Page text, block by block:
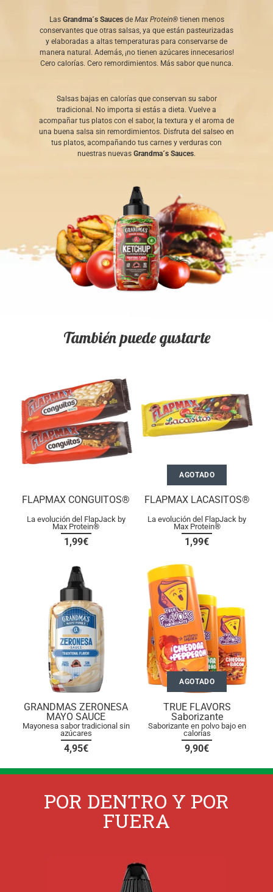
Las Grandma´s Saucesde Max Protein®tienen menos
conservantes que otras salsas, ya que están pasteurizadas
y elaboradas a altas temperaturas para conservarse de
manera natural. Además, ¡no tienen azúcares innecesarios!
Cero calorías. Cero remordimientos. Más sabor que nunca.
Salsas bajas en calorías que conservan su sabor
tradicional. No importa si estás a dieta. Vuelve a
acompañar tus platos con el sabor, la textura y el aroma de
una buena salsa sin remordimientos. Disfruta del salseo en
tus platos, acompañando tus carnes y verduras con
nuestras nuevas Grandma´s Sauces.
También puede gustarte
FLAPMAX CONGUITOS®
La evolución del FlapJack by
Max Protein®
1,99€
AGOTADO
FLAPMAX LACASITOS®
La evolución del FlapJack by
Max Protein®
1,99€
GRANDMAS ZERONESA
MAYO SAUCE
Mayonesa sabor tradicional sin
azúcares
4,95€
AGOTADO
TRUE FLAVORS
Saborizante
Saborizante en polvo bajo en
calorías
9,90€
POR DENTRO Y POR
FUERA